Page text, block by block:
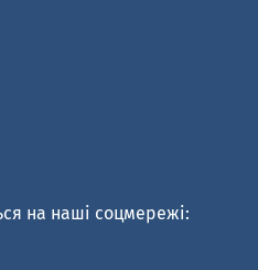
на наші соцмережі: